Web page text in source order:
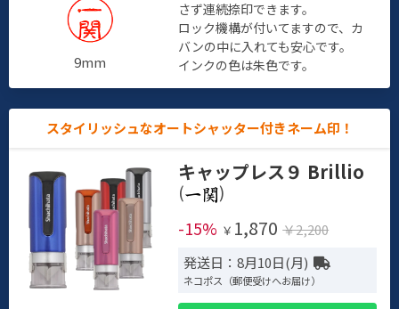
9mm
さず連続捺印できます。
ロック機構が付いてますので、カ
バンの中に入れても安心です。
インクの色は朱色です。
スタイリッシュなオートシャッター付きネーム印！
キャップレス９ Brillio
(
)
-15% ￥ 1,870 ￥2,200
発送日：8月10日(月)
ネコポス（郵便受けへお届け）